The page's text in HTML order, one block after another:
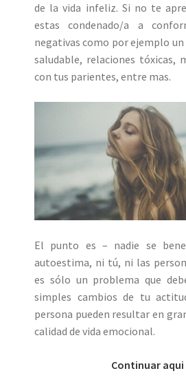
de la vida infeliz. Si no te
estas condenado/a a
negativas como por ejemplo
saludable, relaciones tóxicas,
con tus parientes, entre mas.
El punto es – nadie se
autoestima, ni tú, ni las
es sólo un problema que
simples cambios de tu
persona pueden resultar en
calidad de vida emocional.
Continuar aqui